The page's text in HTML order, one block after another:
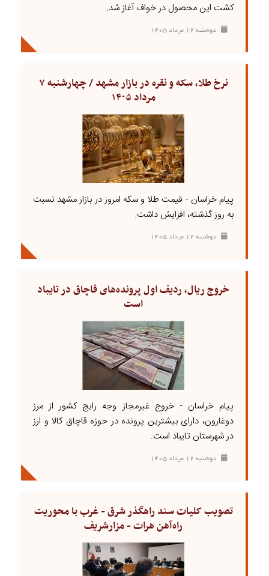
کشت این محصول در خواف آغاز شد.
دوشنبه ۱۲ مرداد ۱۴۰۵
نرخ طلا، سکه و نقره در بازار مشهد / چهارشنبه ۷
مرداد ۱۴۰۵
پیام خراسان - قیمت طلا و سکه امروز در بازار مشهد نسبت
به روز گذشته، افزایش داشت.
دوشنبه ۱۲ مرداد ۱۴۰۵
خروج ریال، ردیف اول پرونده‌های قاچاق در تایباد
است
پیام خراسان - خروج غیرمجاز وجه رایج کشور از مرز
دوغارون، دارای بیشترین پرونده در حوزه قاچاق کالا و ارز
در شهرستان تایباد است.
دوشنبه ۱۲ مرداد ۱۴۰۵
تصویب کلیات سند راهگذر شرق - غرب با محوریت
راه‌آهن هرات - مزارشریف